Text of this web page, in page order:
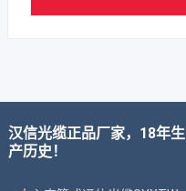
汉信光缆正品厂家，18年生
产历史！